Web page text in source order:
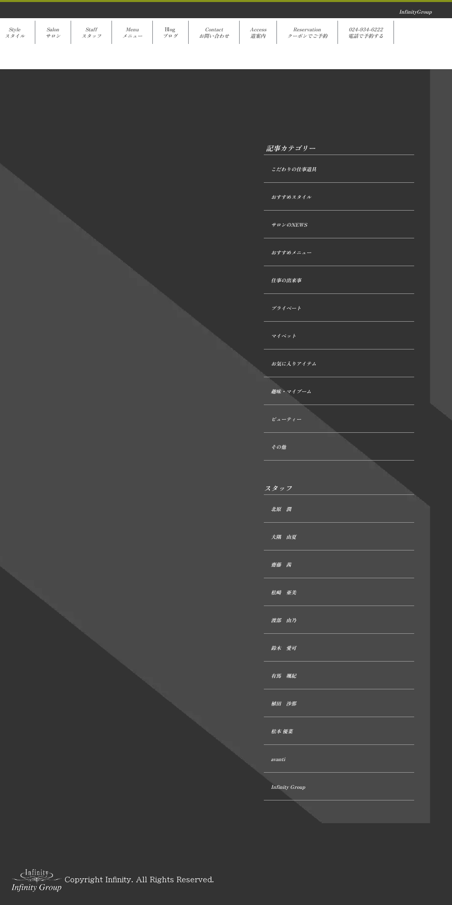
InfinityGroup
Style
スタイル
Salon
サロン
Staff
スタッフ
Menu
メニュー
Blog
ブログ
Contact
お問い合わせ
Access
道案内
Reservation
クーポンでご予約
024-934-6222
電話で予約する
記事カテゴリー
こだわりの仕事道具
おすすめスタイル
サロンのNEWS
おすすめメニュー
仕事の出来事
プライベート
マイペット
お気に入りアイテム
趣味・マイブーム
ビューティー
その他
スタッフ
北原 潤
大隅 由夏
齋藤 茜
松崎 亜美
渡部 由乃
鈴木 愛可
有馬 颯紀
植田 沙那
松本 優菜
avanti
Infinity Group
Copyright Infinity. All Rights Reserved.